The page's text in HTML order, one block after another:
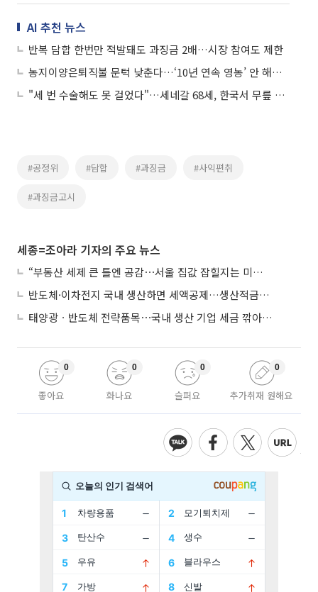
AI 추천 뉴스
반복 담합 한번만 적발돼도 과징금 2배…시장 참여도 제한
농지이양은퇴직불 문턱 낮춘다…‘10년 연속 영농’ 안 해도 가입
"세 번 수술해도 못 걸었다"…세네갈 68세, 한국서 무릎 되찾다
#공정위 #담합 #과징금 #사익편취
#과징금고시
세종=조아라 기자의 주요 뉴스
“부동산 세제 큰 틀엔 공감⋯서울 집값 잡힐지는 미지수”
반도체·이차전지 국내 생산하면 세액공제…생산적금융 ISA 신설
태양광ㆍ반도체 전략품목⋯국내 생산 기업 세금 깎아준다
좋아요
0
화나요
0
슬퍼요
0
추가취재 원해요
0